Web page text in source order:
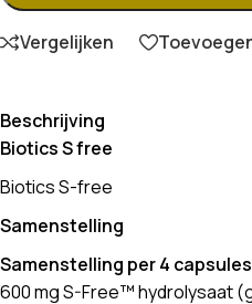
Vergelijken
Beschrijving
Biotics S free
Biotics S-free
Samenstelling
Samenstelling per 4
600 mg S-Free™ hydrolysaat